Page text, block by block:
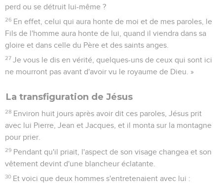
perd ou se détruit lui-même ?
26 En effet, celui qui aura honte de moi et de mes paroles, le
Fils de l'homme aura honte de lui, quand il viendra dans sa
gloire et dans celle du Père et des saints anges.
27 Je vous le dis en vérité, quelques-uns de ceux qui sont ici
ne mourront pas avant d'avoir vu le royaume de Dieu. »
La transfiguration de Jésus
28 Environ huit jours après avoir dit ces paroles, Jésus prit
avec lui Pierre, Jean et Jacques, et il monta sur la montagne
pour prier.
29 Pendant qu'il priait, l'aspect de son visage changea et son
vêtement devint d'une blancheur éclatante.
30 Et voici que deux hommes s'entretenaient avec lui :